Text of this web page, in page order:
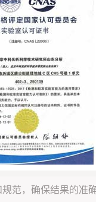
范，确保结果的准